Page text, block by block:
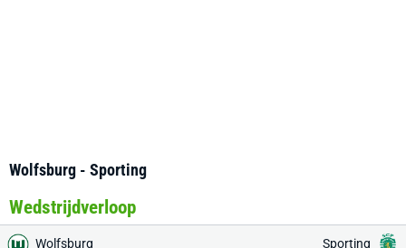
Wolfsburg - Sporting
Wedstrijdverloop
Wolfsburg Sporting